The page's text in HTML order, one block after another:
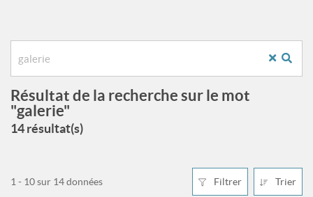
Résultat de la recherche sur le mot
"galerie"
14 résultat(s)
Filtrer Trier
1 - 10 sur 14 données